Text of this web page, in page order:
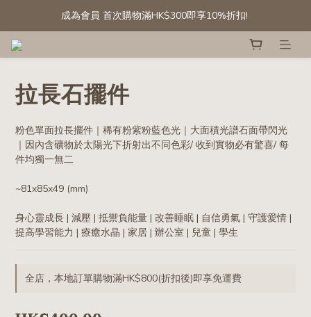
成為會員 首次購物滿HK$300即享10%折扣!
成為會員 首次購物滿HK$300即享10%折扣!
成為會員 首次購物滿HK$300即享10%折扣!
拉長石擺件
粉色單面拉長擺件｜稀有粉紫粉藍色光｜大面積光譜石面帶閃光
｜因內含礦物於太陽光下折射出不同色彩/ 收到實物必有驚喜/ 每
件均獨一無二
~81x85x49 (mm)
身心靈成長 | 減壓 | 抵禦負能量 | 改善睡眠 | 自信勇氣 | 守護愛情 |
提高學習能力 | 療癒水晶 | 家居 | 辦公室 | 兒童 | 學生
全店，本地訂單購物滿HK$800(折扣後)即享免運費